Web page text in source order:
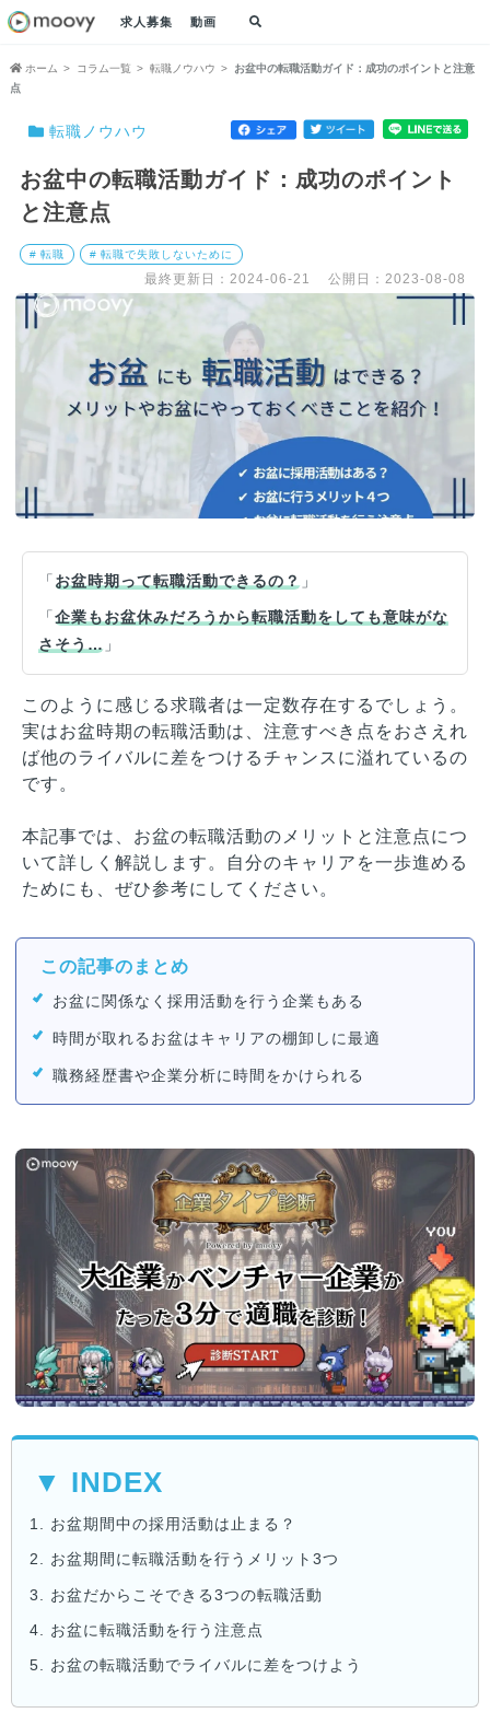
求人募集 動画
ホーム コラム一覧 転職ノウハウ
お盆中の転職活動ガイド：成功のポイントと注意
点
転職ノウハウ
お盆中の転職活動ガイド：成功のポイント
と注意点
# 転職 # 転職で失敗しないために
最終更新日：2024-06-21 公開日：2023-08-08
「 お盆時期って転職活動できるの？ 」
「企業もお盆休みだろうから転職活動をしても意味がな
さそう… 」
このように感じる求職者は一定数存在するでしょう。
実はお盆時期の転職活動は、注意すべき点をおさえれ
ば他のライバルに差をつけるチャンスに溢れているの
です。
本記事では、お盆の転職活動のメリットと注意点につ
いて詳しく解説します。自分のキャリアを一歩進める
ためにも、ぜひ参考にしてください。
この記事のまとめ
お盆に関係なく採用活動を行う企業もある
時間が取れるお盆はキャリアの棚卸しに最適
職務経歴書や企業分析に時間をかけられる
▼ INDEX
1. お盆期間中の採用活動は止まる？
2. お盆期間に転職活動を行うメリット3つ
3. お盆だからこそできる3つの転職活動
4. お盆に転職活動を行う注意点
5. お盆の転職活動でライバルに差をつけよう